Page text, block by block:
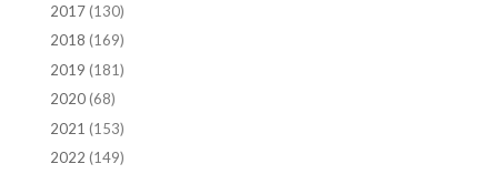
2017(130)
2018 (169)
2019 (181)
2020(68)
2021 (153)
2022 (149)